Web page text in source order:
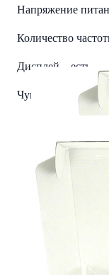
Напряжение
Количество
Дисплей есть
Масса, гр 600
Максимальный